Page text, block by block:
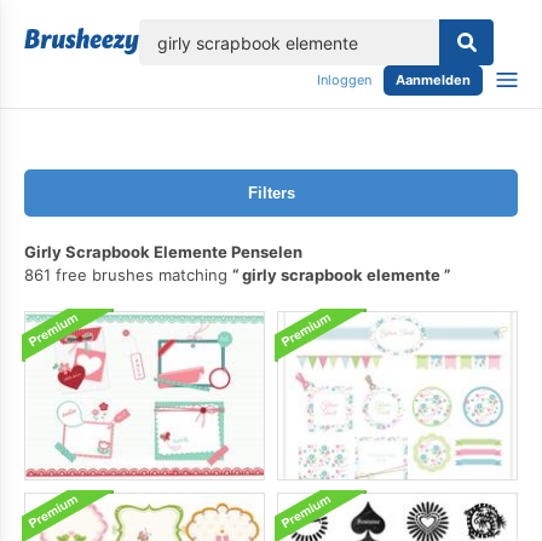
Inloggen Aanmelden
Filters
Girly Scrapbook Elemente Penselen
861 free brushes matching
girly scrapbook elemente